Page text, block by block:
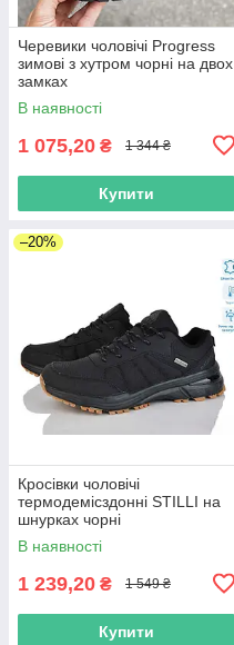
Черевики чоловічі Progress
зимові з хутром чорні на двох
замках
В наявності
1 075,20 ₴ 1 344 ₴
Купити
–20%
Кросівки чоловічі
термодемісздонні STILLI на
шнурках чорні
В наявності
1 239,20 ₴ 1 549 ₴
Купити